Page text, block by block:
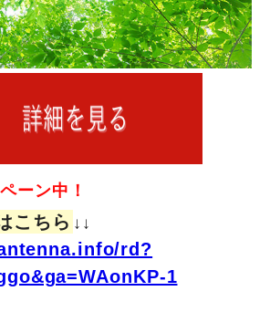
ーン中！
こちら ↓↓
rd?
1